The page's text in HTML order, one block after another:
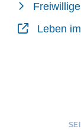
Leben